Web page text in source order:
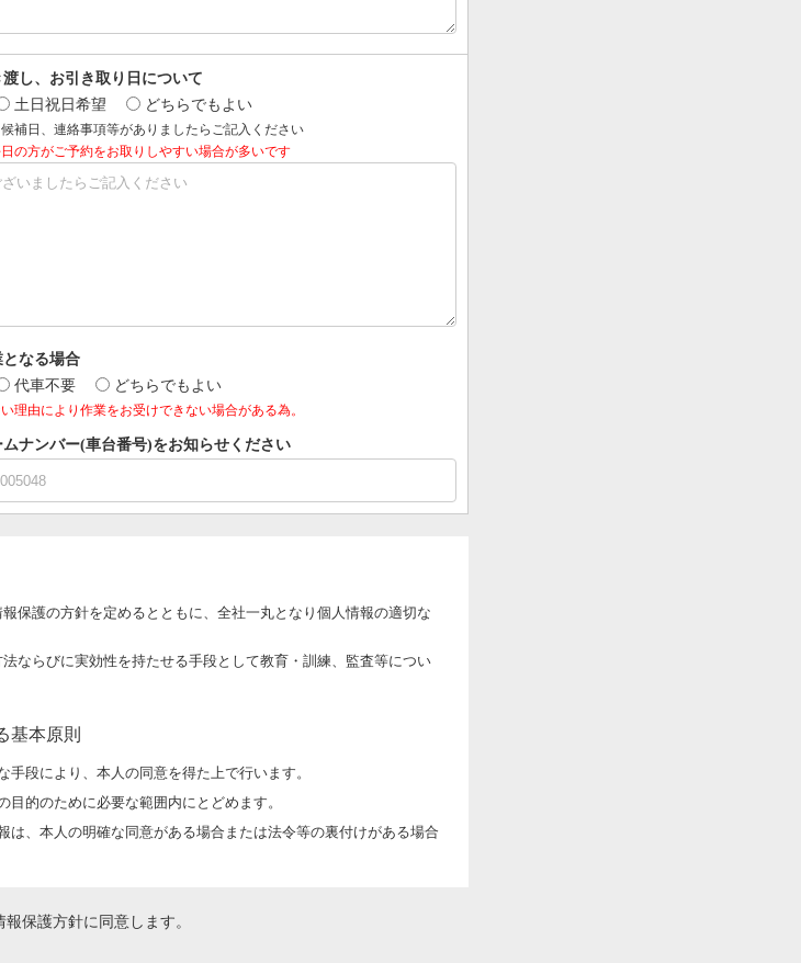
し、お引き取り日について
土日祝日希望 どちらでもよい
補日、連絡事項等がありましたらご記入ください
の方がご予約をお取りしやすい場合が多いです
なる場合
代車不要 どちらでもよい
理由により作業をお受けできない場合がある為。
ナンバー(車台番号)をお知らせください
保護の方針を定めるとともに、全社一丸となり個人情報の適切な
ならびに実効性を持たせる手段として教育・訓練、監査等につい
基本原則
段により、本人の同意を得た上で行います。
的のために必要な範囲内にとどめます。
は、本人の明確な同意がある場合または法令等の裏付けがある場合
契約終了時の個人情報の返却および消去等について定め、それに従
報保護方針に同意します。